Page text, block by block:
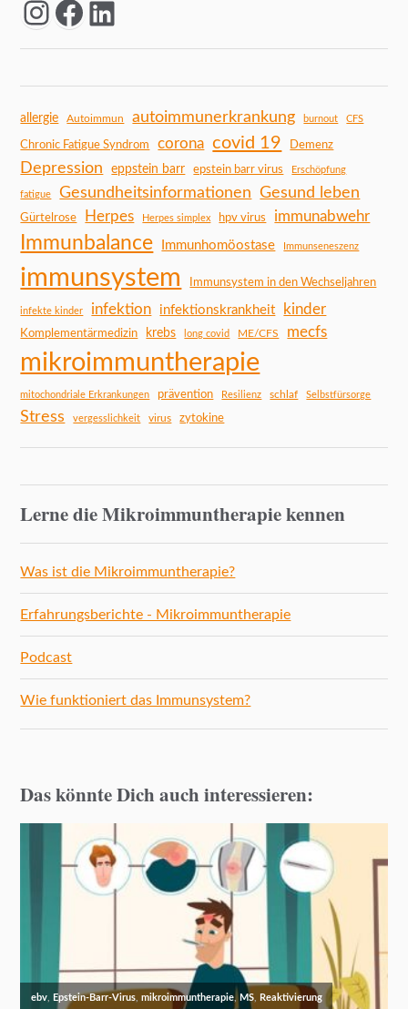
allergie Autoimmun autoimmunerkrankung burnout CFS
Chronic Fatigue Syndrom corona covid 19 Demenz
Depression eppstein barr epstein barr virus Erschöpfung
fatigue Gesundheitsinformationen Gesund leben
Gürtelrose Herpes Herpes simplex hpv virus immunabwehr
Immunbalance Immunhomöostase Immunseneszenz
immunsystem Immunsystem in den Wechseljahren
infekte kinder infektion infektionskrankheit kinder
Komplementärmedizin krebs long covid ME/CFS mecfs
mikroimmuntherapie
mitochondriale Erkrankungen prävention Resilienz schlaf Selbstfürsorge
Stress vergesslichkeit virus zytokine
Lerne die Mikroimmuntherapie kennen
Was ist die Mikroimmuntherapie?
Erfahrungsberichte - Mikroimmuntherapie
Podcast
Wie funktioniert das Immunsystem?
Das könnte Dich auch interessieren: